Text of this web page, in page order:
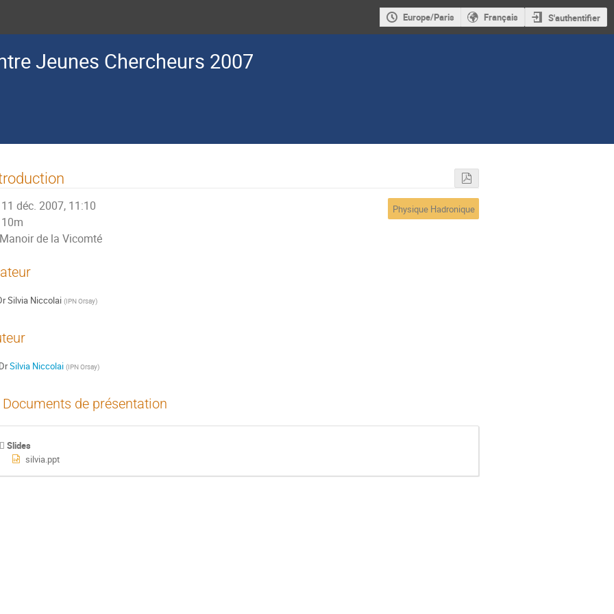
Europe/Paris Français S'authentifier
Jeunes Chercheurs 2007
11 déc. 2007, 11:10
10m
Manoir de la Vicomté
Physique Hadronique
Silvia Niccolai (IPN Orsay)
Silvia Niccolai (IPN Orsay)
Documents de présentation
Slides
silvia.ppt